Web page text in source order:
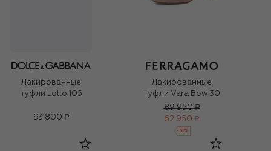
Лакированные
туфли Lollo 105
93 800 ₽
Лакированные
туфли Vara Bow 30
89 950 ₽
62 950 ₽
-30%